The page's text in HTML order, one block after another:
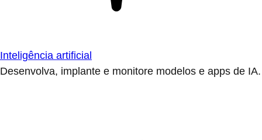
Inteligência artificial
Desenvolva, implante e monitore modelos e apps de IA.